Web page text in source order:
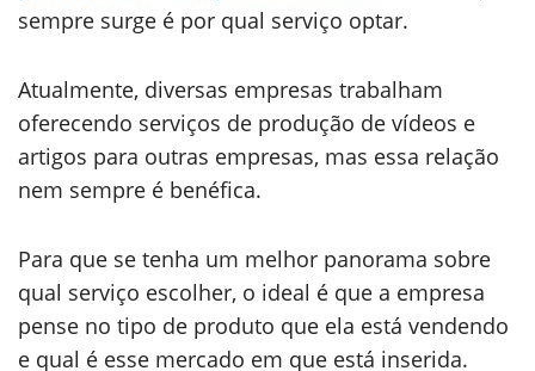
sempre surge é por qual serviço optar.
Atualmente, diversas empresas trabalham
oferecendo serviços de produção de vídeos e
artigos para outras empresas, mas essa relação
nem sempre é benéfica.
Para que se tenha um melhor panorama sobre
qual serviço escolher, o ideal é que a empresa
pense no tipo de produto que ela está vendendo
e qual é esse mercado em que está inserida.